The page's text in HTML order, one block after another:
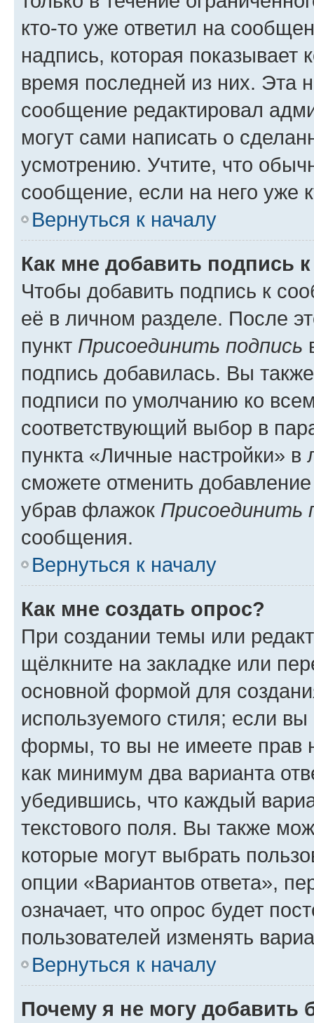
кто-то уже ответил на
надпись, которая показывает
время последней из них. Эта
сообщение редактировал
могут сами написать о
усмотрению. Учтите, что
сообщение, если на него уже
Вернуться к началу
Как мне добавить подпись
Чтобы добавить подпись к
её в личном разделе. После
пункт Присоединить подпись
подпись добавилась. Вы
подписи по умолчанию ко
соответствующий выбор в
пункта «Личные настройки»
сможете отменить
убрав флажок Присоединить
сообщения.
Вернуться к началу
Как мне создать опрос?
При создании темы или
щёлкните на закладке или
основной формой для
используемого стиля; если
формы, то вы не имеете прав
как минимум два варианта
убедившись, что каждый
текстового поля. Вы также
которые могут выбрать
опции «Вариантов ответа»,
означает, что опрос будет
пользователей изменять
Вернуться к началу
Почему я не могу добавить